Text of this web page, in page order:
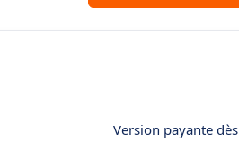
Version payante dès